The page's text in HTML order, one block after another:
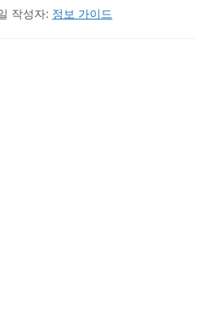
작성자: 정보 가이드